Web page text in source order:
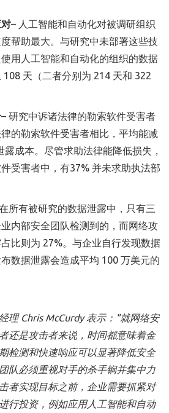
– 人工智能和自动化对被调研组织
帮助最大。与研究中未部署这些技
用人工智能和自动化的组织的数据
天（二者分别为 214 天和 322
– 研究中诉诸法律的勒索软件受害者
的勒索软件受害者相比，平均能减
成本。尽管求助法律能降低损失，
受害者中，有37% 并未求助执法部
所有被研究的数据泄露中，只有三
内部安全团队检测到的，而网络攻
比则为 27%。与企业自行发现数据
数据泄露会造成平均 100 万美元的
理Chris McCurdy表示： "就网络安
还是攻击者来说，时间都意味着金
检测和快速响应可以显著降低安全
队必须重视对手的杀手锏并集中力
者实现目标之前， 企业需要抓紧对
行投资， 例如应用人工智能和自动